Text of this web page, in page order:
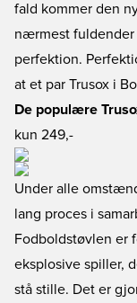
fald kommer den
nærmest fuldender
perfektion.
at et par Trusox i
De populære
kun 249,-
Under alle
lang proces i
Fodboldstøvlen er
eksplosive spiller,
stå stille. Det er